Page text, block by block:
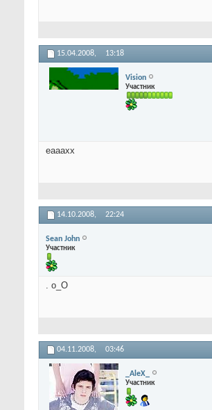
15.04.2008, 13:18
Vision
Участник
еааахх
14.10.2008, 22:24
Sean John
Участник
. о_О
04.11.2008, 03:46
_AleX_
Участник